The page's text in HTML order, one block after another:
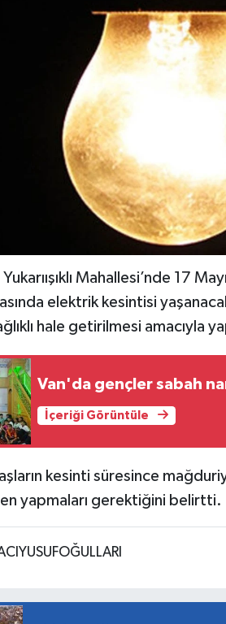
Mahallesi’nde 17
elektrik kesintisi
hale getirilmesi amacıyla
Van'da gençler sabah
İçeriği Görüntüle
kesinti süresince
yapmaları gerektiğini belirtti.